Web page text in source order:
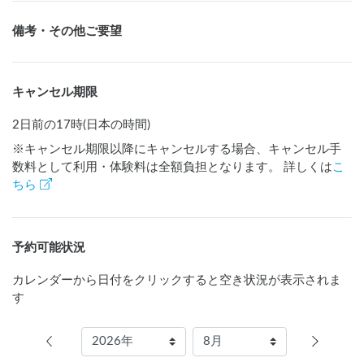
備考・その他ご要望
キャンセル期限
2日前の17時(日本の時間)
※キャンセル期限以降にキャンセルする場合、キャンセル手
数料として利用・体験料は全額負担となります。 詳しくは こ
ちら
予約可能状況
カレンダーから日付をクリックすると空き状況が表示されま
す